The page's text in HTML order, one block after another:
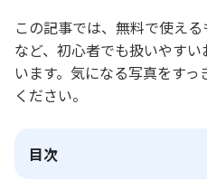
この記事では、無料で使え
など、初心者でも扱いやす
います。気になる写真をす
ください。
目次